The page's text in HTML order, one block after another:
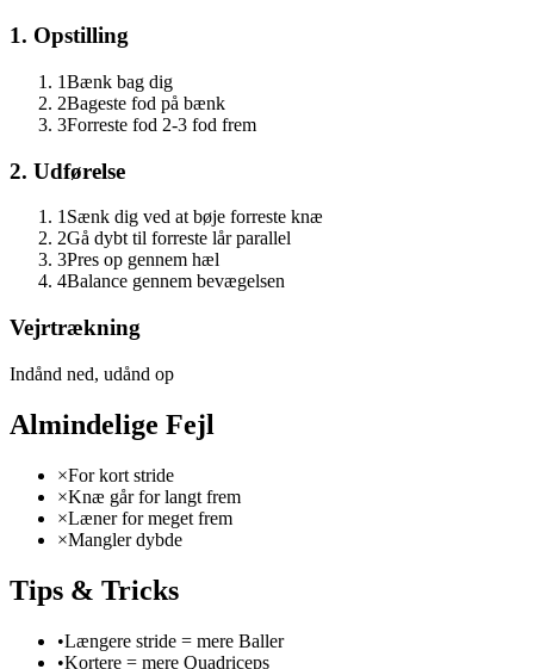
1. Opstilling
1Bænk bag dig
2Bageste fod på bænk
3Forreste fod 2-3 fod frem
2. Udførelse
1Sænk dig ved at bøje forreste knæ
2Gå dybt til forreste lår parallel
3Pres op gennem hæl
4Balance gennem bevægelsen
Vejrtrækning
Indånd ned, udånd op
Almindelige Fejl
×For kort stride
×Knæ går for langt frem
×Læner for meget frem
×Mangler dybde
Tips & Tricks
•Længere stride = mere Baller
•Kortere = mere Quadriceps